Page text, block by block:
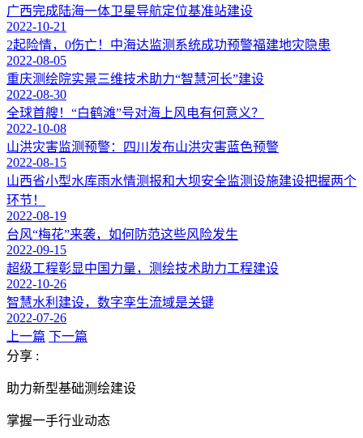
广西完成陆海一体卫星导航定位基准站建设
2022-10-21
2起险情，0伤亡！中海达监测系统成功预警福建地灾隐患
2022-08-05
重庆测绘院实景三维技术助力“智慧河长”建设
2022-08-30
全球首艘！“白鹤滩”号对海上风电有何意义？
2022-10-08
山洪灾害监测预警：四川发布山洪灾害蓝色预警
2022-08-15
山西省小型水库雨水情测报和大坝安全监测设施建设把握两个
环节！
2022-08-19
台风“梅花”来袭，如何防范这些风险发生
2022-09-15
超级工程彰显中国力量，测绘技术助力工程建设
2022-10-26
智慧水利建设，数字孪生流域是关键
2022-07-26
上一篇 下一篇
分享 :
助力新型基础测绘建设
掌握一手行业动态